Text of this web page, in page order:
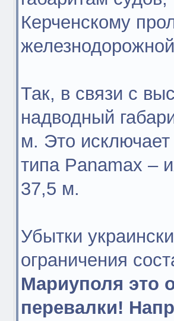
Керченскому
Так, в связи с
надводный
м. Это
типа Panamax –
37,5 м.
Убытки
ограничения
Мариуполя это
перевалки!